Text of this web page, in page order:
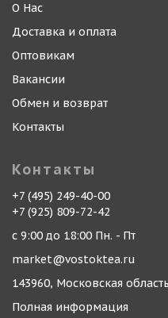
О Нас
Доставка и оплата
Оптовикам
Вакансии
Обмен и возврат
Контакты
Контакты
+7 (495) 249-40-00
+7 (925) 809-72-42
с 9:00 до 18:00 Пн. - Пт
market@vostoktea.ru
143960, Московская
Полная информация